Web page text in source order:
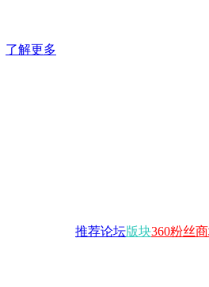
了解更多
推荐论坛版块360粉丝